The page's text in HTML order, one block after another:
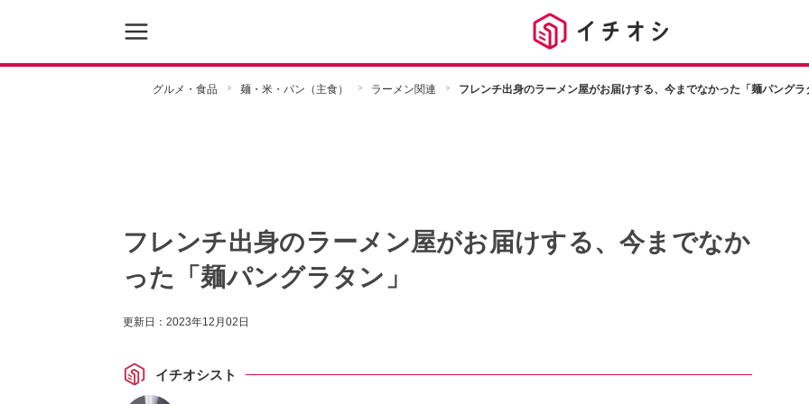
グルメ・食品 麺・米・パン（主食） ラーメン関連 フレンチ出身のラーメン屋がお届けする、今までなかった「麺パングラ
フレンチ出身のラーメン屋がお届けする、今までなか
った「麺パングラタン」
更新日： 2023年12月02日
イチオシスト